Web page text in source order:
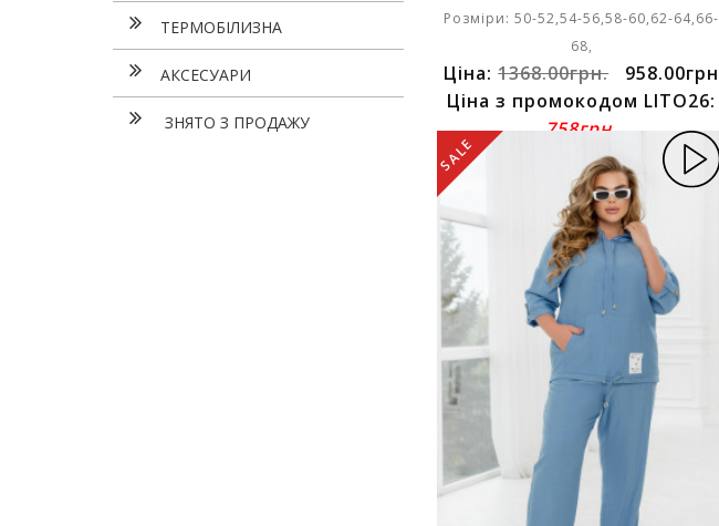
ТЕРМОБІЛИЗНА
АКСЕСУАРИ
ЗНЯТО З ПРОДАЖУ
Розміри: 50-52,54-56,58-60,62-64,66-
68,
Ціна:1368.00грн.
958.00грн
Ціна з промокодом LITO26:
758грн.
SALE